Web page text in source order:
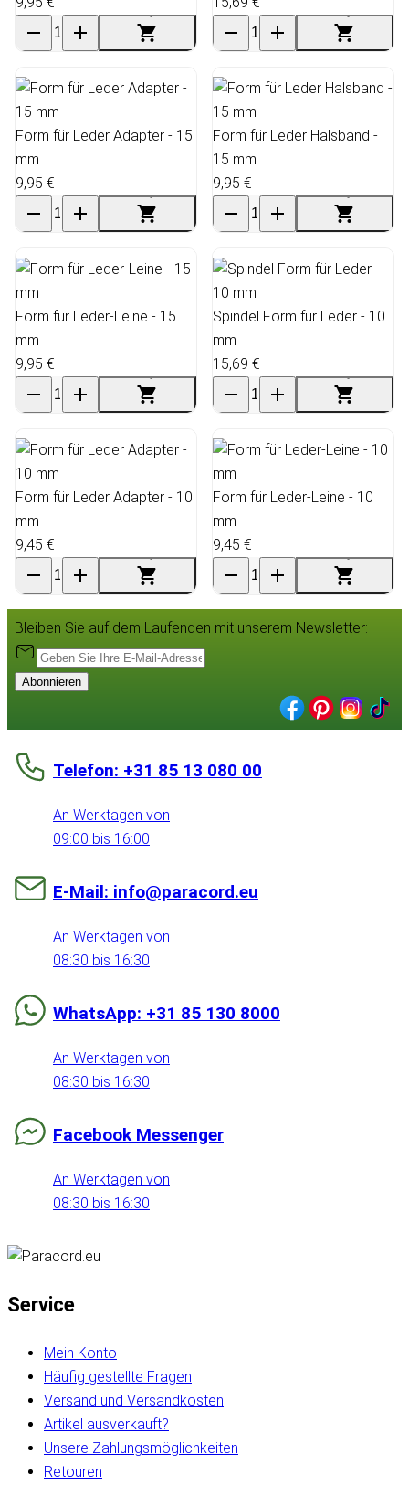
Form für Leder Adapter - 15
mm
9,95 €
Form für Leder Halsband -
15 mm
9,95 €
Form für Leder-Leine - 15
mm
9,95 €
Spindel Form für Leder - 10
mm
15,69 €
Form für Leder Adapter - 10
mm
9,45 €
Form für Leder-Leine - 10
mm
9,45 €
Bleiben Sie auf dem Laufenden mit unserem Newsletter:
Abonnieren
Telefon: +31 85 13 080 00
An Werktagen von
09:00 bis 16:00
E-Mail: info@paracord.eu
An Werktagen von
08:30 bis 16:30
WhatsApp: +31 85 130 8000
An Werktagen von
08:30 bis 16:30
Facebook Messenger
An Werktagen von
08:30 bis 16:30
Service
Mein Konto
Häufig gestellte Fragen
Versand und Versandkosten
Artikel ausverkauft?
Unsere Zahlungsmöglichkeiten
Retouren